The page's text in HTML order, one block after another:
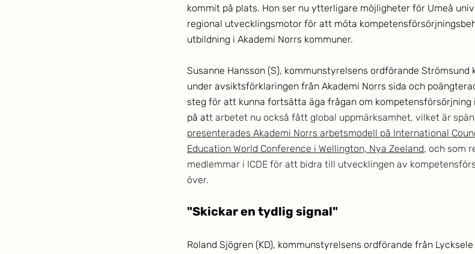
kommit på plats. Hon ser nu ytterligare möjligheter för Umeå
regional utvecklingsmotor för att möta
utbildning i Akademi Norrs kommuner.
Susanne Hansson (S), kommunstyrelsens ordförande
under avsiktsförklaringen från Akademi Norrs sida och
steg för att kunna fortsätta äga frågan om kompetensförsörjning
på att arbetet nu också fått global uppmärksamhet, vilket är
presenterades Akademi Norrs arbetsmodell på International
Education World Conference i Wellington, Nya Zeeland, och som
medlemmar i ICDE för att bidra till utvecklingen av
över.
"Skickar en tydlig signal"
Roland Sjögren (KD), kommunstyrelsens ordförande från